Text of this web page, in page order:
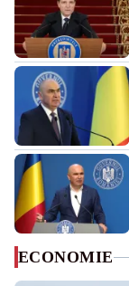
ECONOMIE